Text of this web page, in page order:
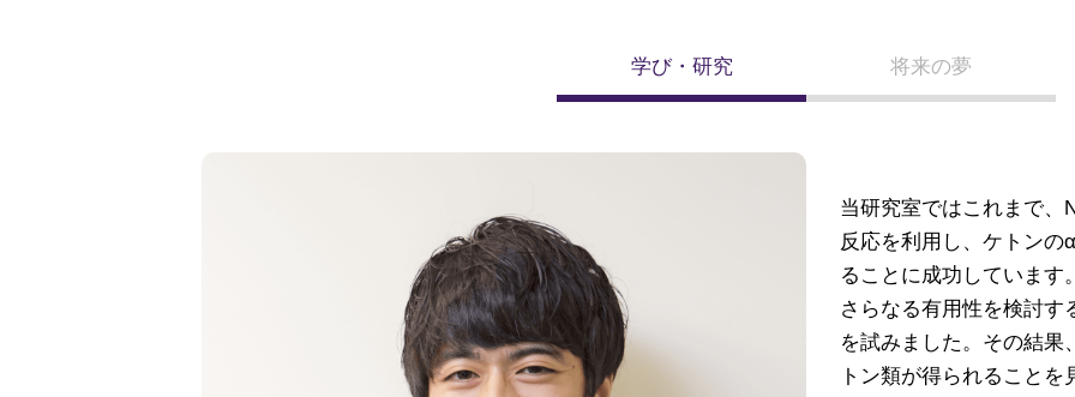
学び・研究 将来の夢
当研究室ではこれまで、
反応を利用し、ケトンの
ることに成功しています
さらなる有用性を検討す
を試みました。その結果
トン類が得られることを